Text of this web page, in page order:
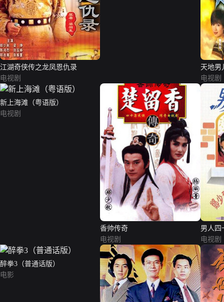
江湖奇侠传之龙凤恩仇录
电视剧
天地男
电视剧
新上海滩（粤语版）
电视剧
香帅传奇
电视剧
男人四
电视剧
醉拳3（普通话版）
电影